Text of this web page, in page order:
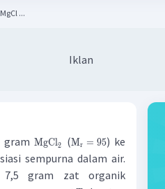
...
Iklan
gramMgCl2 (Mr = 95) ke
sempurna dalam air.
7,5 gram zat organik